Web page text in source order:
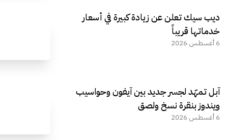
ديب سيك تعلن عن زيادة كبيرة في أسعار
خدماتها قريباً
6 أغسطس 2026
آبل تمهّد لجسر جديد بين آيفون وحواسيب
ويندوز بنقرة نسخ ولصق
6 أغسطس 2026